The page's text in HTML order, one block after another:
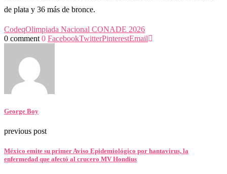
de plata y 36 más de bronce.
CodeqOlimpiada Nacional CONADE 2026
0 comment 0 FacebookTwitterPinterestEmail
George Boy
previous post
México emite su primer Aviso Epidemiológico por hantavirus, la
enfermedad que afectó al crucero MV Hondius